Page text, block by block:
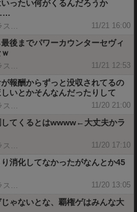
いったい何がくるんだろうか
11/21 16:00
ラストクラウディア（ラスクラ）攻略まとめGS
最後までパワーカウンターセヴィ
11/21 12:53
ラストクラウディア（ラスクラ）攻略まとめGS
が報酬からずっと没収されてるの
いとかそんなんだったりして
11/20 21:00
ラストクラウディア（ラスクラ）攻略まとめGS
してくるとはwwww←大丈夫かラ
11/20 17:10
ラストクラウディア（ラスクラ）攻略まとめGS
り消化してなかったがなんとか45
11/20 13:05
ラストクラウディア（ラスクラ）攻略まとめGS
じゃないとな、覇権ゲはみんな大